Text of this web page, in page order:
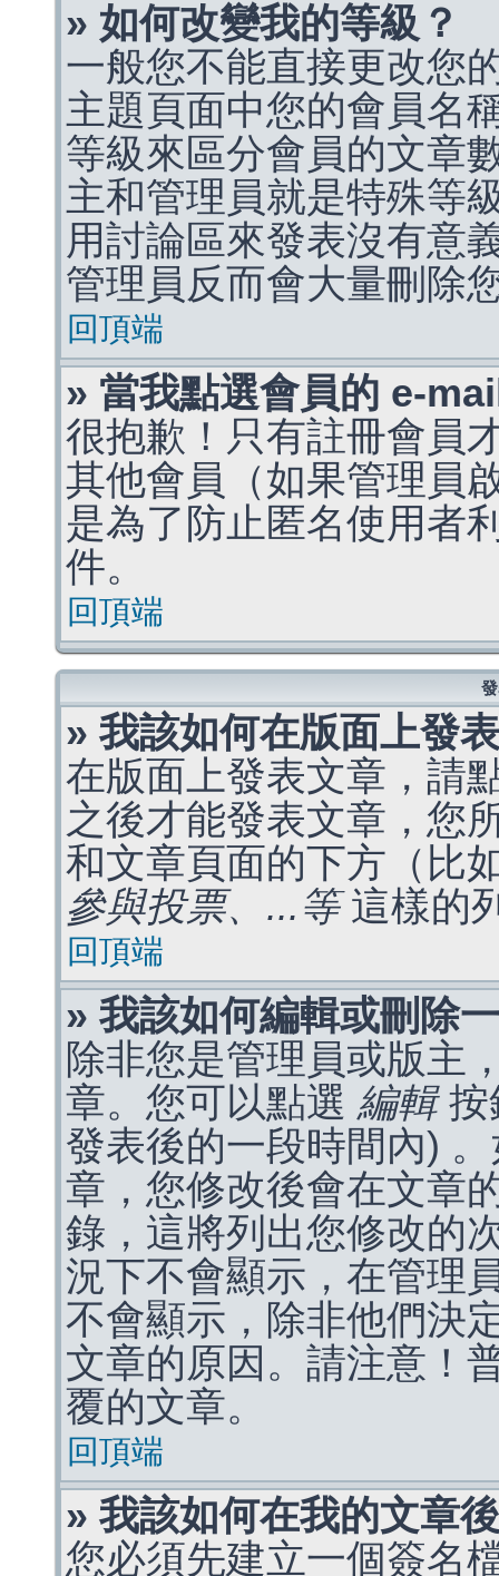
» 如何改變我的等級？
一般您不能直接更改您
主題頁面中您的會員名
等級來區分會員的文章
主和管理員就是特殊等
用討論區來發表沒有意
管理員反而會大量刪除
回頂端
» 當我點選會員的 e-
很抱歉！只有註冊會員
其他會員（如果管理員
是為了防止匿名使用者
件。
回頂端
» 我該如何在版面上發
在版面上發表文章，請
之後才能發表文章，您
和文章頁面的下方（比
參與投票、...等這樣的
回頂端
» 我該如何編輯或刪除
除非您是管理員或版主
章。您可以點選 編輯按
發表後的一段時間內)
章，您修改後會在文章
錄，這將列出您修改的
況下不會顯示，在管理
不會顯示，除非他們決
文章的原因。請注意！
覆的文章。
回頂端
» 我該如何在我的文章
您必須先建立一個簽名